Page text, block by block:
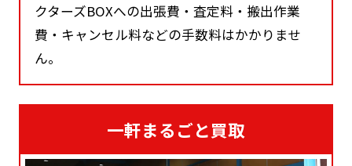
クターズBOXへの出張費・査定料・搬出作業
費・キャンセル料などの手数料はかかりませ
ん。
一軒まるごと買取